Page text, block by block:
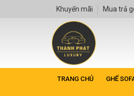
Khuyến mãi Mua trả
TRANG CHỦ GHẾ